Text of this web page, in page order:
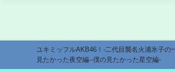
ユキミッフルAKB46！-二代目襲名火浦氷子
見たかった夜空編--僕の見たかった星空編-